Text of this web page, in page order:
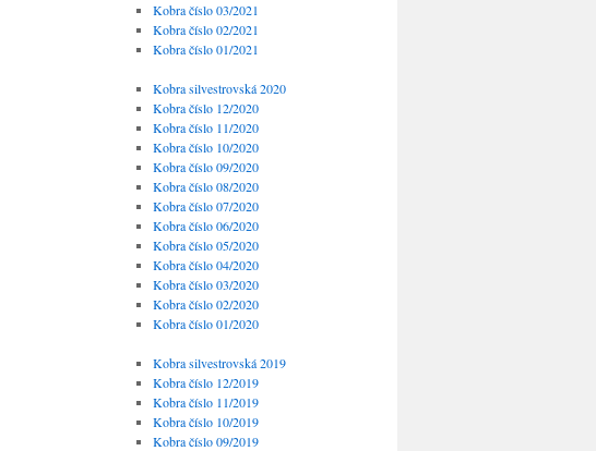
Kobra číslo 03/2021
Kobra číslo 02/2021
Kobra číslo 01/2021
Kobra silvestrovská 2020
Kobra číslo 12/2020
Kobra číslo 11/2020
Kobra číslo 10/2020
Kobra číslo 09/2020
Kobra číslo 08/2020
Kobra číslo 07/2020
Kobra číslo 06/2020
Kobra číslo 05/2020
Kobra číslo 04/2020
Kobra číslo 03/2020
Kobra číslo 02/2020
Kobra číslo 01/2020
Kobra silvestrovská 2019
Kobra číslo 12/2019
Kobra číslo 11/2019
Kobra číslo 10/2019
Kobra číslo 09/2019